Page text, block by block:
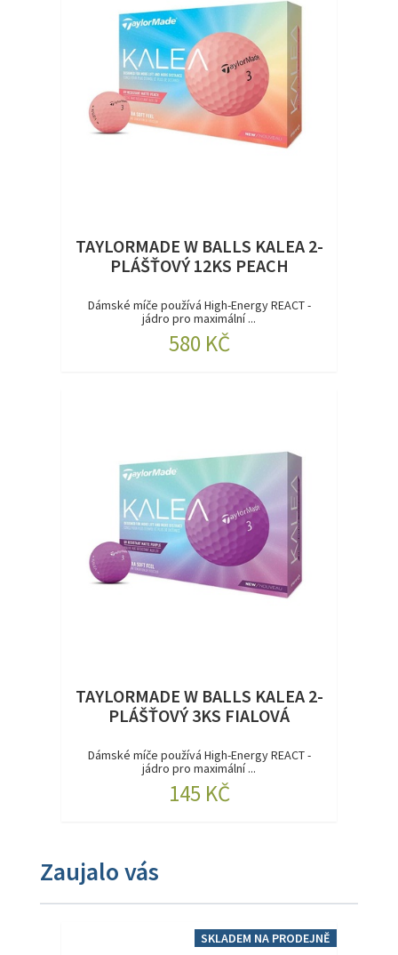
TAYLORMADE W BALLS KALEA 2-
PLÁŠŤOVÝ 12KS PEACH
Dámské míče používá High-Energy REACT -
jádro pro maximální ...
580 KČ
TAYLORMADE W BALLS KALEA 2-
PLÁŠŤOVÝ 3KS FIALOVÁ
Dámské míče používá High-Energy REACT -
jádro pro maximální ...
145 KČ
Zaujalo vás
SKLADEM NA PRODEJNĚ